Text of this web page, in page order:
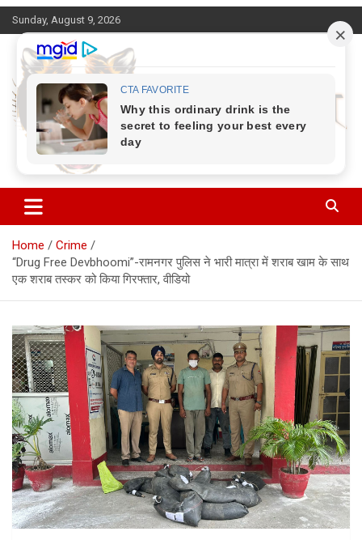
Skip
to
content
Sunday, August 9, 2026
Corbett Halchal (कॉर्बेट हलचल)
Home
Crime
“Drug Free Devbhoomi”-रामनगर पुलिस ने भारी मात्रा में शराब खाम के साथ
एक शराब तस्कर को किया गिरफ्तार, वीडियो